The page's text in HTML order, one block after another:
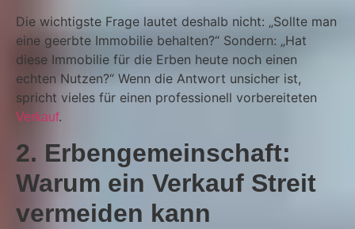
Die wichtigste Frage lautet deshalb nicht: „Sollte man
eine geerbte Immobilie behalten?“ Sondern: „Hat
diese Immobilie für die Erben heute noch einen
echten Nutzen?“ Wenn die Antwort unsicher ist,
spricht vieles für einen professionell vorbereiteten
Verkauf.
2. Erbengemeinschaft:
Warum ein Verkauf Streit
vermeiden kann